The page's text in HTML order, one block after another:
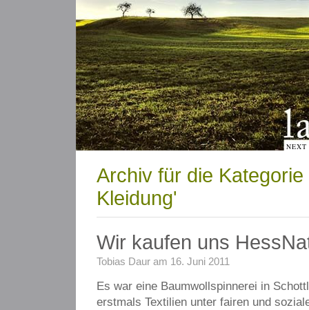
NEXT
Archiv für die
Kleidung'
Wir kaufen uns
Tobias Daur am 16. Juni 2011
Es war eine Baumwollspinnerei in
erstmals Textilien unter fairen und